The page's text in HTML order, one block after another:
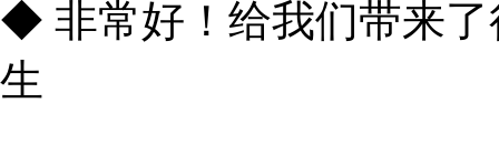
◆ 非常好！给我们带来
生